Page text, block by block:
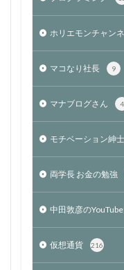
ホリエモンチャン
マコなり社長 9
マナブログさん 4
モチベーション紳士
両学長 お金の勉強
中田敦彦の
仮想通貨 216